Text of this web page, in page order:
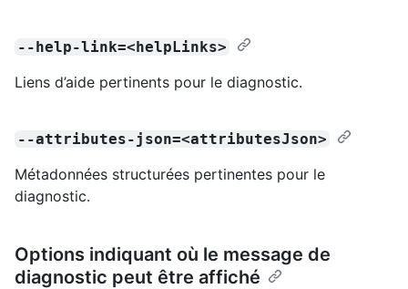
--help-link=<helpLinks>
Liens d’aide pertinents pour le diagnostic.
--attributes-json=<attributesJson>
Métadonnées structurées pertinentes pour le
diagnostic.
Options indiquant où le message de
diagnostic peut être affiché